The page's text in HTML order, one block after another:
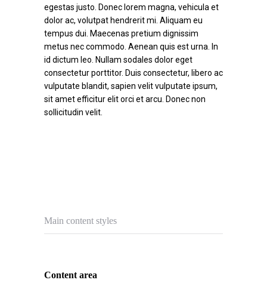
egestas justo. Donec lorem magna, vehicula et
dolor ac, volutpat hendrerit mi. Aliquam eu
tempus dui. Maecenas pretium dignissim
metus nec commodo. Aenean quis est urna. In
id dictum leo. Nullam sodales dolor eget
consectetur porttitor. Duis consectetur, libero ac
vulputate blandit, sapien velit vulputate ipsum,
sit amet efficitur elit orci et arcu. Donec non
sollicitudin velit.
Main content styles
Content area